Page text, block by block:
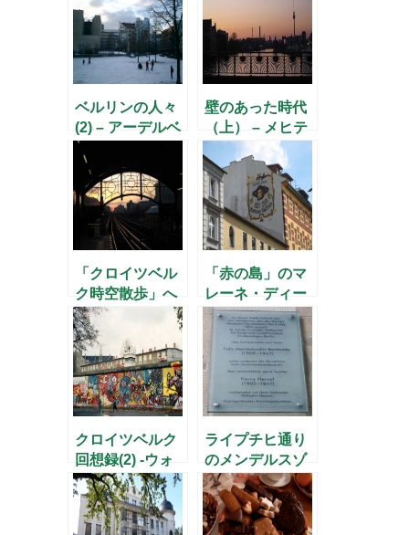
ベルリンの人々
(2) – アーデルベ
ルト・フォン・
シャミッソー –
壁のあった時代
（上） – メヒテ
ィルトさんに聞
く(5) –
「クロイツベル
ク時空散歩」へ
のお誘い
「赤の島」のマ
レーネ・ディー
トリッヒ
クロイツベルク
回想録(2) -ウォ
ルフガングとの
出逢い-
ライプチヒ通り
のメンデルスゾ
ーン